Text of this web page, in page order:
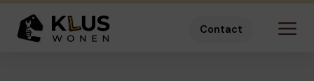
Contact